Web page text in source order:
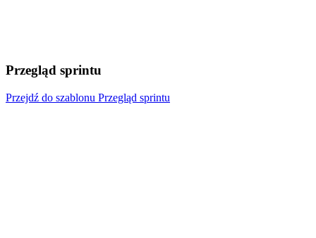
Przegląd sprintu
Przejdź do szablonu Przegląd sprintu